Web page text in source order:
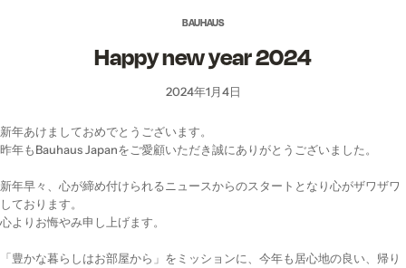
BAUHAUS
Happy new year 2024
2024年1月4日
新年あけましておめでとうございます。
昨年もBauhaus Japanをご愛顧いただき誠にありがとうございました。
新年早々、心が締め付けられるニュースからのスタートとなり心がザワザワ
しております。
心よりお悔やみ申し上げます。
「豊かな暮らしはお部屋から」をミッションに、今年も居心地の良い、帰り